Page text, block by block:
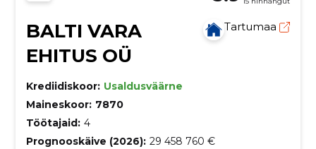
BALTI VARA
EHITUS OÜ
Tartumaa
Krediidiskoor: Usaldusväärne
Maineskoor: 7870
Töötajaid: 4
Prognooskäive (2026): 29 458 760 €